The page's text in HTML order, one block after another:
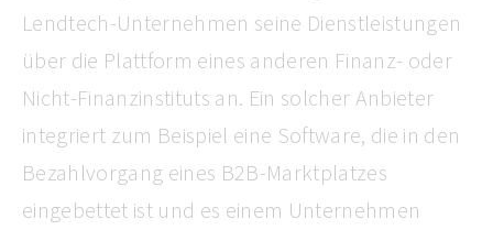
Lendtech-Unternehmen seine Dienstleistungen
über die Plattform eines anderen Finanz- oder
Nicht-Finanzinstituts an. Ein solcher Anbieter
integriert zum Beispiel eine Software, die in den
Bezahlvorgang eines B2B-Marktplatzes
eingebettet ist und es einem Unternehmen